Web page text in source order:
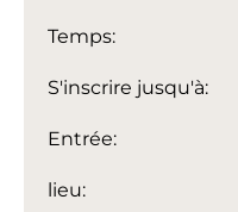
Temps:
S'inscrire jusqu'à:
Entrée:
lieu: